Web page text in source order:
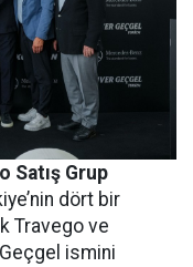
Satış Grup
dört bir
Travego ve
ismini